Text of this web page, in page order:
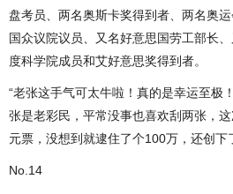
盘考员、两名奥斯卡奖得到者、两名奥
国众议院议员、又名好意思国劳工部长
度科学院成员和艾好意思奖得到者。
“老张这手气可太牛啦！真的是幸运至极
张是老彩民，平常没事也喜欢刮两张，这
元票，没想到就逮住了个100万，还创下
No.14